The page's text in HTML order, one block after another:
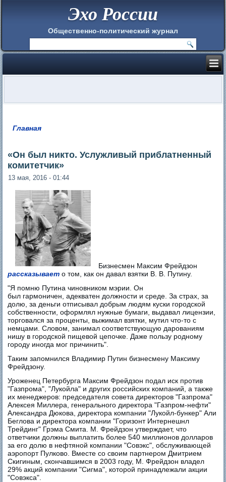
Эхо России
Общественно-политический журнал
Главная
«Он был никто. Услужливый приблатненный
комитетчик»
13 мая, 2016 - 01:44
Бизнесмен Максим Фрейдзон
рассказывает о том, как он давал взятки В. В. Путину.
"Я помню Путина чиновником мэрии. Он
был гармоничен, адекватен должности и среде. За страх, за
долю, за деньги отписывал добрым людям куски городской
собственности, оформлял нужные бумаги, выдавал лицензии,
торговался за проценты, выжимал взятки, мутил что-то с
немцами. Словом, занимал соответствующую дарованиям
нишу в городской пищевой цепочке. Даже пользу родному
городу иногда мог причинить".
Таким запомнился Владимир Путин бизнесмену Максиму
Фрейдзону.
Уроженец Петербурга Максим Фрейдзон подал иск против
"Газпрома", "Лукойла" и других российских компаний, а также
их менеджеров: председателя совета директоров "Газпрома"
Алексея Миллера, генерального директора "Газпром-нефти"
Александра Дюкова, директора компании "Лукойл-бункер" Али
Беглова и директора компании "Горизонт Интернешнл
Трейдинг" Грэма Смита. М. Фрейдзон утверждает, что
ответчики должны выплатить более 540 миллионов долларов
за его долю в нефтяной компании "Совэкс", обслуживающей
аэропорт Пулково. Вместе со своим партнером Дмитрием
Скигиным, скончавшимся в 2003 году, М. Фрейдзон владел
29% акций компании "Сигма", которой принадлежали акции
"Совэкса".